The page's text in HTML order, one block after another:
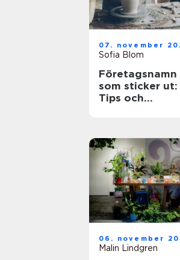
07. november
Sofia Blom
Företagsnamn
som sticker ut:
Tips och
06. november
Malin Lindgren